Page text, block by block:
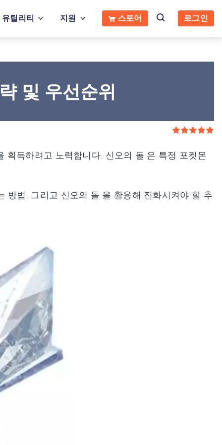
유틸리티 지원 스토어 로그인
및 우선순위
획득하려고 노력합니다. 신오의 돌 은 특정 포켓몬
방법, 그리고 신오의 돌 을 활용해 진화시켜야 할 추